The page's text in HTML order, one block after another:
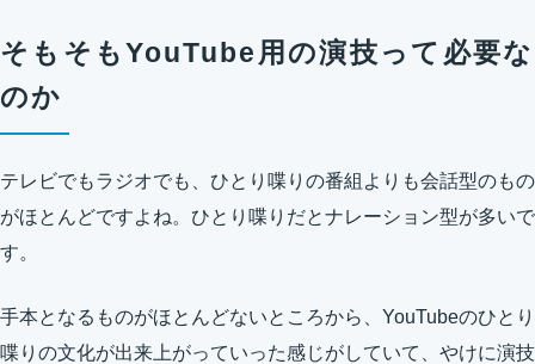
そもそもYouTube用の演技って必要な
のか
テレビでもラジオでも、ひとり喋りの番組よりも会話型のもの
がほとんどですよね。ひとり喋りだとナレーション型が多いで
す。
手本となるものがほとんどないところから、YouTubeのひとり
喋りの文化が出来上がっていった感じがしていて、やけに演技